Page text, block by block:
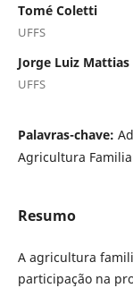
Tomé Coletti
UFFS
Jorge Luiz Mattias
UFFS
Palavras-chave:
Agricultura
Resumo
A agricultura
participação na